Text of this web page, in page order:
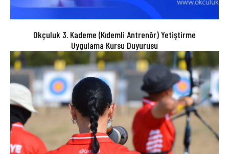
Okçuluk 3. Kademe (Kıdemli Antrenör) Yetiştirme
Uygulama Kursu Duyurusu